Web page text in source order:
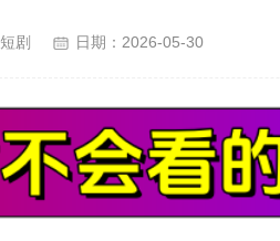
剧 日期： 2026-05-30